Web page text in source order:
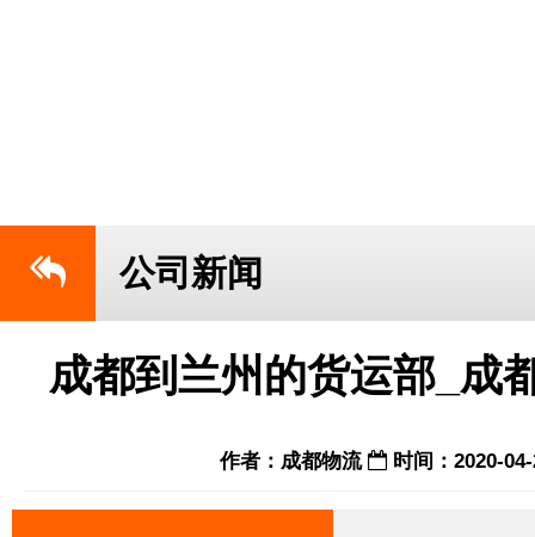
公司新闻
成都到兰州的货运部_成
作者：成都物流 时间：2020-